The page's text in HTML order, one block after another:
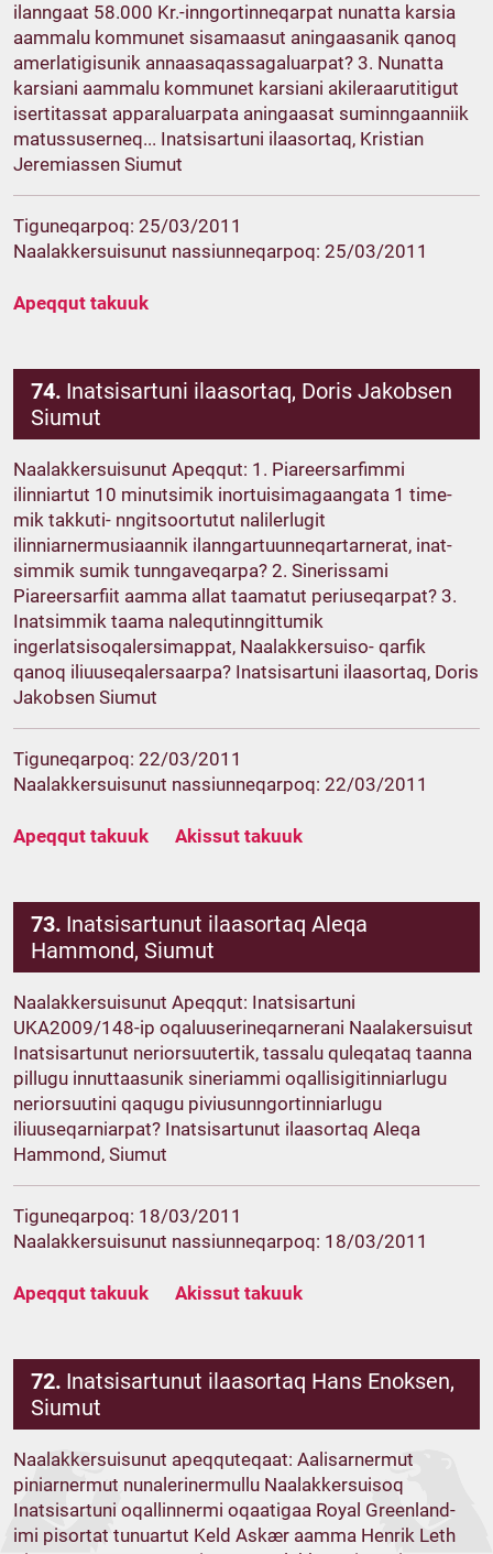
ilanngaat 58.000 Kr.-inngortinneqarpat nunatta karsia
aammalu kommunet sisamaasut aningaasanik qanoq
amerlatigisunik annaasaqassagaluarpat? 3. Nunatta
karsiani aammalu kommunet karsiani akileraarutitigut
isertitassat apparaluarpata aningaasat suminngaanniik
matussuserneq... Inatsisartuni ilaasortaq, Kristian
Jeremiassen Siumut
Tiguneqarpoq: 25/03/2011
Naalakkersuisunut nassiunneqarpoq: 25/03/2011
Apeqqut takuuk
74. Inatsisartuni ilaasortaq, Doris Jakobsen
Siumut
Naalakkersuisunut Apeqqut: 1. Piareersarfimmi
ilinniartut 10 minutsimik inortuisimagaangata 1 time-
mik takkuti- nngitsoortutut nalilerlugit
ilinniarnermusiaannik ilanngartuunneqartarnerat, inat-
simmik sumik tunngaveqarpa? 2. Sinerissami
Piareersarfiit aamma allat taamatut periuseqarpat? 3.
Inatsimmik taama nalequtinngittumik
ingerlatsisoqalersimappat, Naalakkersuiso- qarfik
qanoq iliuuseqalersaarpa? Inatsisartuni ilaasortaq, Doris
Jakobsen Siumut
Tiguneqarpoq: 22/03/2011
Naalakkersuisunut nassiunneqarpoq: 22/03/2011
Apeqqut takuuk Akissut takuuk
73. Inatsisartunut ilaasortaq Aleqa
Hammond, Siumut
Naalakkersuisunut Apeqqut: Inatsisartuni
UKA2009/148-ip oqaluuserineqarnerani Naalakersuisut
Inatsisartunut neriorsuutertik, tassalu quleqataq taanna
pillugu innuttaasunik sineriammi oqallisigitinniarlugu
neriorsuutini qaqugu piviusunngortinniarlugu
iliuuseqarniarpat? Inatsisartunut ilaasortaq Aleqa
Hammond, Siumut
Tiguneqarpoq: 18/03/2011
Naalakkersuisunut nassiunneqarpoq: 18/03/2011
Apeqqut takuuk Akissut takuuk
72. Inatsisartunut ilaasortaq Hans Enoksen,
Siumut
Naalakkersuisunut apeqquteqaat: Aalisarnermut
piniarnermut nunalerinermullu Naalakkersuisoq
Inatsisartuni oqallinnermi oqaatigaa Royal Greenland-
imi pisortat tunuartut Keld Askær aamma Henrik Leth